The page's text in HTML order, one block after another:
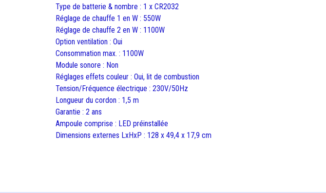
Type de batterie & nombre : 1 x CR2032
Réglage de chauffe 1 en W : 550W
Réglage de chauffe 2 en W : 1100W
Option ventilation : Oui
Consommation max. : 1100W
Module sonore : Non
Réglages effets couleur : Oui, lit de combustion
Tension/Fréquence électrique : 230V/50Hz
Longueur du cordon : 1,5 m
Garantie : 2 ans
Ampoule comprise : LED préinstallée
Dimensions externes LxHxP : 128 x 49,4 x 17,9 cm